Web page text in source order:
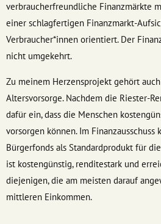
verbraucherfreundliche Finanzmärkte
einer schlagfertigen Finanzmarkt-
Verbraucher*innen orientiert. Der
nicht umgekehrt.
Zu meinem Herzensprojekt gehört
Altersvorsorge. Nachdem die Riester-
dafür ein, dass die Menschen
vorsorgen können. Im
Bürgerfonds als Standardprodukt für
ist kostengünstig, renditestark und
diejenigen, die am meisten darauf
mittleren Einkommen.